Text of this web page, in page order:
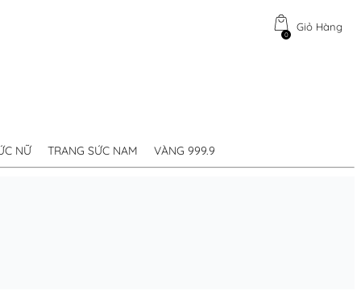
Giỏ Hàng
0
NỮ TRANG SỨC NAM VÀNG 999.9